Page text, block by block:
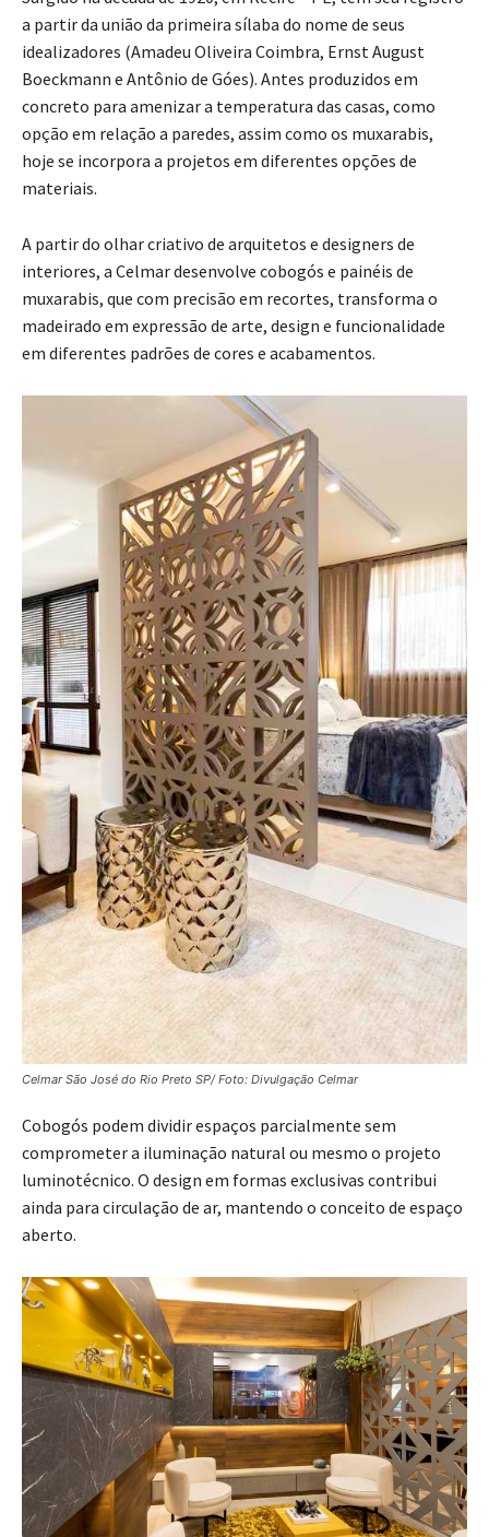
a partir da união da primeira sílaba do nome de seus
idealizadores (Amadeu Oliveira Coimbra, Ernst August
Boeckmann e Antônio de Góes). Antes produzidos em
concreto para amenizar a temperatura das casas, como
opção em relação a paredes, assim como os muxarabis,
hoje se incorpora a projetos em diferentes opções de
materiais.
A partir do olhar criativo de arquitetos e designers de
interiores, a Celmar desenvolve cobogós e painéis de
muxarabis, que com precisão em recortes, transforma o
madeirado em expressão de arte, design e funcionalidade
em diferentes padrões de cores e acabamentos.
Celmar São José do Rio Preto SP/ Foto: Divulgação Celmar
Cobogós podem dividir espaços parcialmente sem
comprometer a iluminação natural ou mesmo o projeto
luminotécnico. O design em formas exclusivas contribui
ainda para circulação de ar, mantendo o conceito de espaço
aberto.